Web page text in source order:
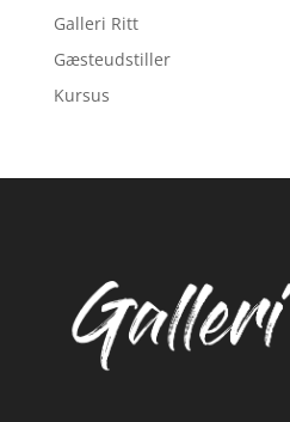
Galleri Ritt
Gæsteudstiller
Kursus